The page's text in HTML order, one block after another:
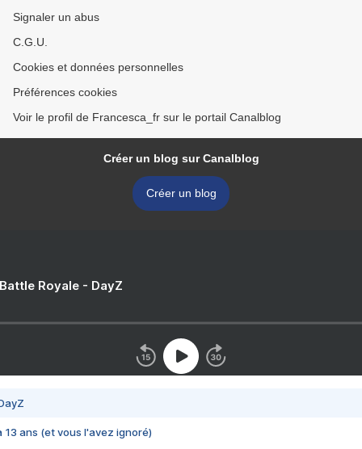
Signaler un abus
C.G.U.
Cookies et données personnelles
Préférences cookies
Voir le profil de Francesca_fr sur le portail Canalblog
Créer un blog sur Canalblog
Créer un blog
Royale - DayZ
13 ans (et vous l'avez ignoré)